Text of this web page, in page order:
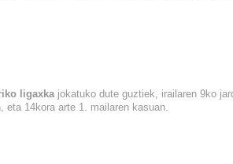
ligaxkajokatuko dute guztiek, irailaren 9ko
eta 14kora arte 1. mailaren kasuan.